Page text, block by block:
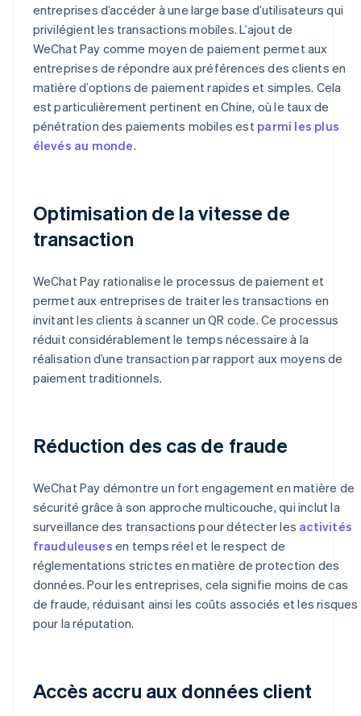
entreprises d’accéder à une large base d’utilisateurs qui
privilégient les transactions mobiles. L’ajout de
WeChat Pay comme moyen de paiement permet aux
entreprises de répondre aux préférences des clients en
matière d’options de paiement rapides et simples. Cela
est particulièrement pertinent en Chine, où le taux de
pénétration des paiements mobiles est parmi les plus
élevés au monde.
Optimisation de la vitesse de
transaction
WeChat Pay rationalise le processus de paiement et
permet aux entreprises de traiter les transactions en
invitant les clients à scanner un QR code. Ce processus
réduit considérablement le temps nécessaire à la
réalisation d’une transaction par rapport aux moyens de
paiement traditionnels.
Réduction des cas de fraude
WeChat Pay démontre un fort engagement en matière de
sécurité grâce à son approche multicouche, qui inclut la
surveillance des transactions pour détecter les activités
frauduleuses en temps réel et le respect de
réglementations strictes en matière de protection des
données. Pour les entreprises, cela signifie moins de cas
de fraude, réduisant ainsi les coûts associés et les risques
pour la réputation.
Accès accru aux données client